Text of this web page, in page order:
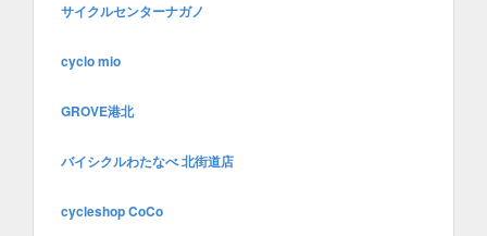
サイクルセンターナガノ
cyclo mio
GROVE港北
バイシクルわたなべ 北街道店
cycleshop CoCo